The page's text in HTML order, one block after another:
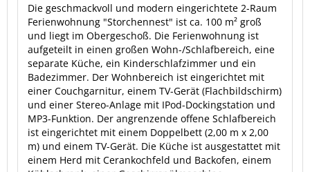
Die geschmackvoll und modern eingerichtete 2-Raum
Ferienwohnung "Storchennest" ist ca. 100 m² groß
und liegt im Obergeschoß. Die Ferienwohnung ist
aufgeteilt in einen großen Wohn-/Schlafbereich, eine
separate Küche, ein Kinderschlafzimmer und ein
Badezimmer. Der Wohnbereich ist eingerichtet mit
einer Couchgarnitur, einem TV-Gerät (Flachbildschirm)
und einer Stereo-Anlage mit IPod-Dockingstation und
MP3-Funktion. Der angrenzende offene Schlafbereich
ist eingerichtet mit einem Doppelbett (2,00 m x 2,00
m) und einem TV-Gerät. Die Küche ist ausgestattet mit
einem Herd mit Cerankochfeld und Backofen, einem